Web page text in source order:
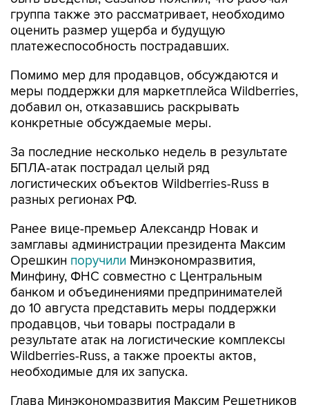
группа также это рассматривает, необходимо
оценить размер ущерба и будущую
платежеспособность пострадавших.
Помимо мер для продавцов, обсуждаются и
меры поддержки для маркетплейса Wildberries,
добавил он, отказавшись раскрывать
конкретные обсуждаемые меры.
За последние несколько недель в результате
БПЛА-атак пострадал целый ряд
логистических объектов Wildberries-Russ в
разных регионах РФ.
Ранее вице-премьер Александр Новак и
замглавы администрации президента Максим
Орешкин поручили Минэкономразвития,
Минфину, ФНС совместно с Центральным
банком и объединениями предпринимателей
до 10 августа представить меры поддержки
продавцов, чьи товары пострадали в
результате атак на логистические комплексы
Wildberries-Russ, а также проекты актов,
необходимые для их запуска.
Глава Минэкономразвития Максим Решетников